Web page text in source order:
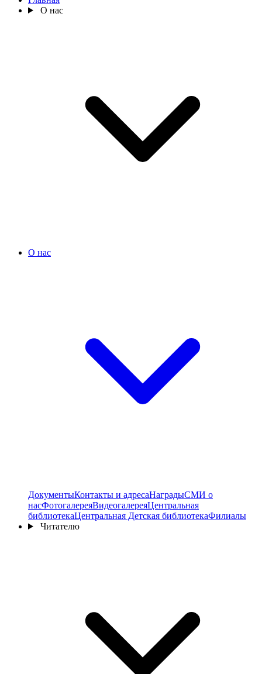
О нас
О нас
ДокументыКонтакты и адресаНаградыСМИ о
насФотогалереяВидеогалереяЦентральная
библиотекаЦентральная Детская библиотекаФилиалы
Читателю